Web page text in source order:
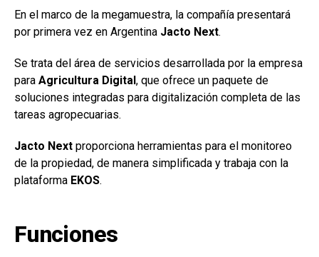
En el marco de la megamuestra, la compañía presentará
por primera vez en Argentina Jacto Next.
Se trata del área de servicios desarrollada por la empresa
para Agricultura Digital, que ofrece un paquete de
soluciones integradas para digitalización completa de las
tareas agropecuarias.
Jacto Next proporciona herramientas para el monitoreo
de la propiedad, de manera simplificada y trabaja con la
plataforma EKOS.
Funciones